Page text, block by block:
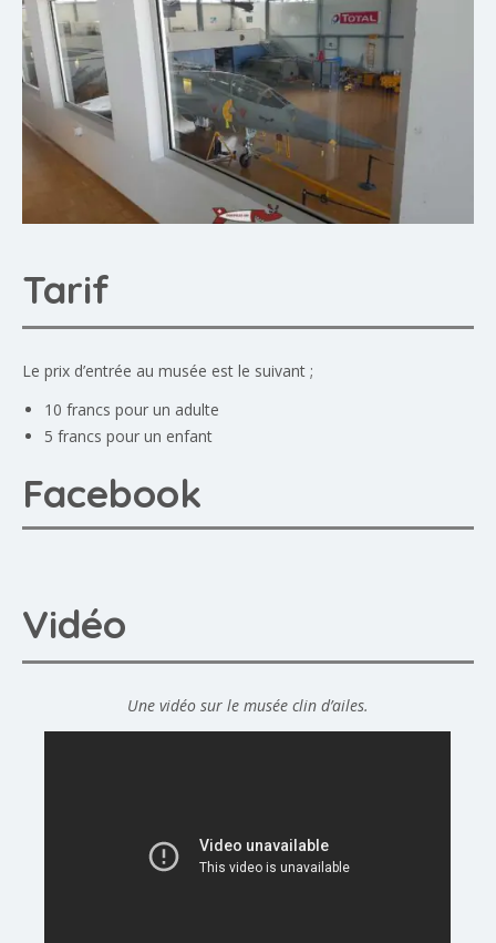
Tarif
Le prix d’entrée au musée est le suivant ;
10 francs pour un adulte
5 francs pour un enfant
Facebook
Vidéo
Une vidéo sur le musée clin d’ailes.